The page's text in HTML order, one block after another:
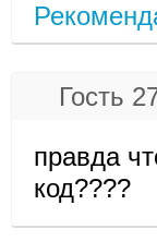
Гость
правда
код????